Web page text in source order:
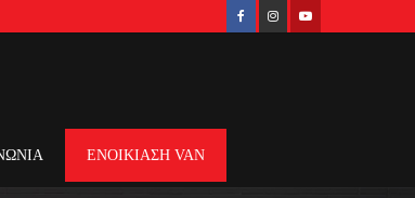
ΕΝΟΙΚΙΑΣΗ VAN